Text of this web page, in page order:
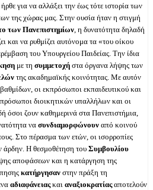
για να αλλάξει την έως τότε ιστορία των
της χώρας μας. Στην ουσία ήταν η στιγμή
των Πανεπιστημίων, η δυνατότητα δηλαδή
και να ρυθμίζει αυτόνομα τα «του οίκου
του Υπουργείου Παιδείας. Την ίδια
με τη συμμετοχή στα όργανα λήψης των
της ακαδημαϊκής κοινότητας. Με αυτόν
οι εκπρόσωποι εκπαιδευτικού και
διοικητικών υπαλλήλων και οι
όσοι ζουν καθημερινά στα Πανεπιστήμια,
να συνδιαμορφώνουν από κοινού
Στο πέρασμα των ετών, οι ισορροπίες
άρδην. Η θεσμοθέτηση του Συμβουλίου
αποφάσεων και η κατάργηση της
κατήργησαν στην πράξη τη
αδιαφάνειαςκαι αναξιοκρατίαςαποτελούν